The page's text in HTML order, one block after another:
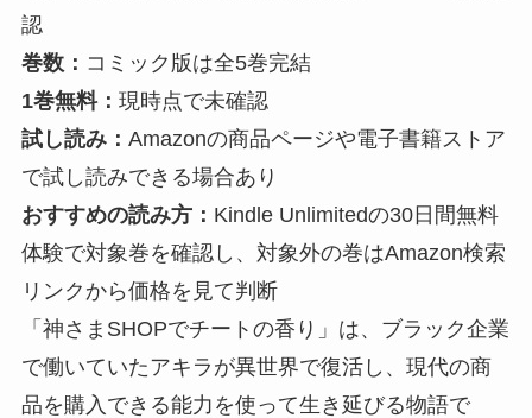
認
巻数： コミック版は全5巻完結
1巻無料： 現時点で未確認
試し読み： Amazonの商品ページや電子書籍ストア
で試し読みできる場合あり
おすすめの読み方： Kindle Unlimitedの30日間無料
体験で対象巻を確認し、対象外の巻はAmazon検索
リンクから価格を見て判断
「神さまSHOPでチートの香り」は、ブラック企業
で働いていたアキラが異世界で復活し、現代の商
品を購入できる能力を使って生き延びる物語で